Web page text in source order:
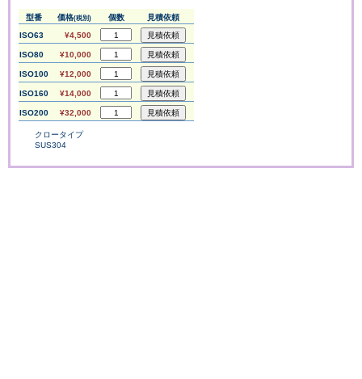
型番 価格(税別) 個数
見積依頼
ISO63
¥4,500
ISO80 ¥10,000
ISO100 ¥12,000
ISO160 ¥14,000
ISO200 ¥32,000
クロータイプ
SUS304